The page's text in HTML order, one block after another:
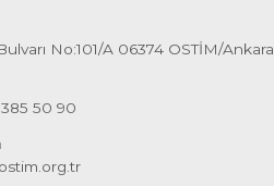
No:101/A 06374 OSTİM/Ankara
50 90